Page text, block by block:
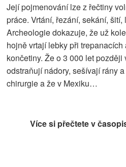
Její pojmenování lze z řečtiny
práce. Vrtání, řezání, sekání,
Archeologie dokazuje, že už
hojně vrtají lebky při
končetiny. Že o 3 000 let
odstraňují nádory, sešívají rány
chirurgie a že v Mexiku…
Více si přečtete v